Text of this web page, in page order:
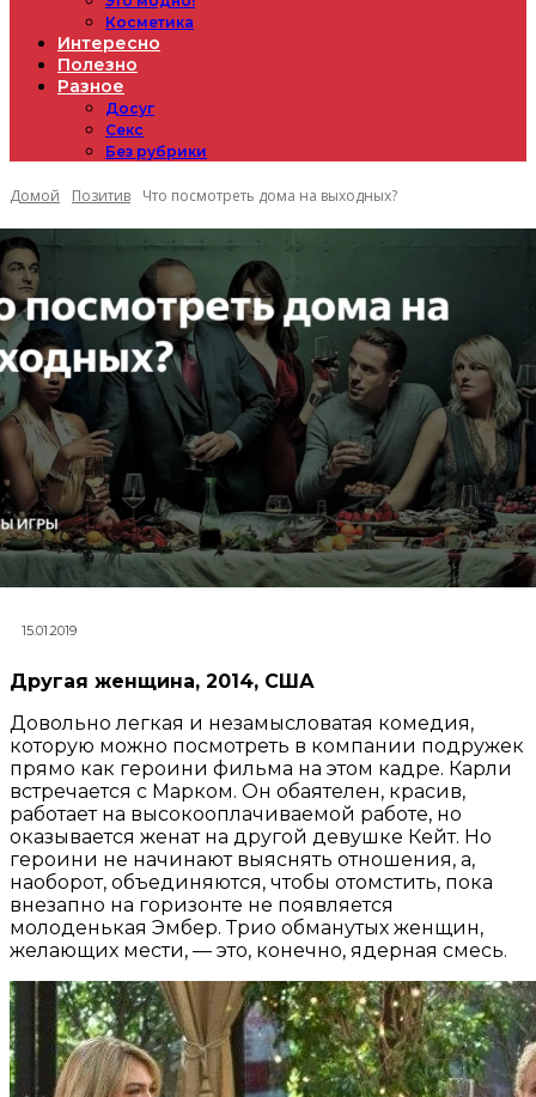
Косметика
Интересно
Полезно
Разное
Досуг
Секс
Без рубрики
Домой Позитив Что посмотреть дома на выходных?
15.01.2019
Другая женщина, 2014, США
Довольно легкая и незамысловатая комедия,
которую можно посмотреть в компании подружек
прямо как героини фильма на этом кадре. Карли
встречается с Марком. Он обаятелен, красив,
работает на высокооплачиваемой работе, но
оказывается женат на другой девушке Кейт. Но
героини не начинают выяснять отношения, а,
наоборот, объединяются, чтобы отомстить, пока
внезапно на горизонте не появляется
молоденькая Эмбер. Трио обманутых женщин,
желающих мести, — это, конечно, ядерная смесь.